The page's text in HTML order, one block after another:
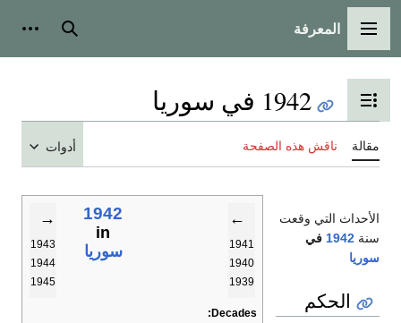
القائمة الرئيسية
المعرفة بحث
تبديل عرض جدول المحتويات
1942 في سوريا
مقالة ناقش هذه الصفحة أدوات
←
1941
1940
1939
1942
in
سوريا
→
1943
1944
1945
Decades:
الأحداث التي وقعت
سنة 1942 في
سوريا
الحكم